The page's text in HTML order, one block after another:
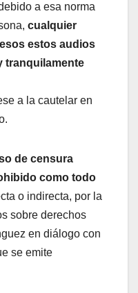
a esa norma
cualquier
estos audios
tranquilamente
a la cautelar en
de censura
como todo
o indirecta, por la
sobre derechos
en diálogo con
se emite